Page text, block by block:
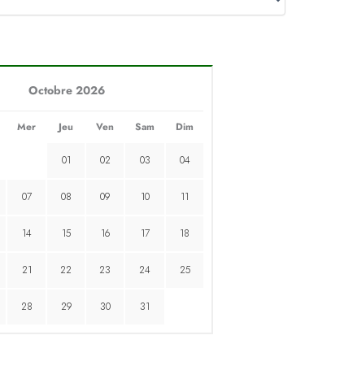
Octobre 2026
Mer Jeu Ven Sam Dim
01 02 03 04
07 08 09 10 11
14 15 16 17 18
21 22 23 24 25
28 29 30 31